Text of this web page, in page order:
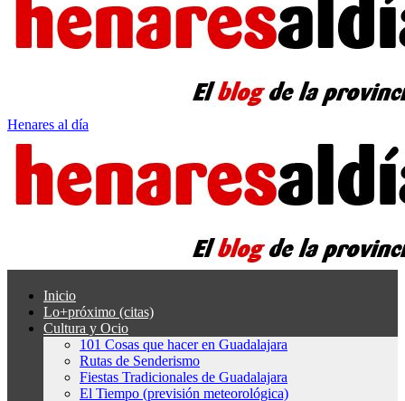
Henares al día
Inicio
Lo+próximo (citas)
Cultura y Ocio
101 Cosas que hacer en Guadalajara
Rutas de Senderismo
Fiestas Tradicionales de Guadalajara
El Tiempo (previsión meteorológica)